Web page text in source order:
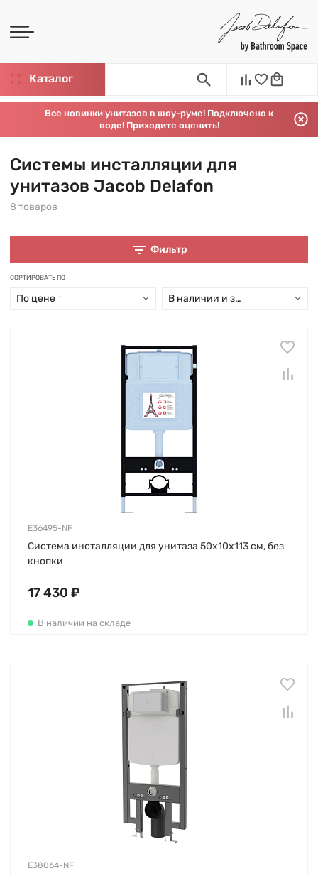
Каталог
Все новинки унитазов в шоу-руме! Подключено к
воде! Приходите оценить!
Системы инсталляции для
унитазов Jacob Delafon
8 товаров
Фильтр
СОРТИРОВАТЬ ПО
По цене ↑ В наличии и заказ свыше 15 дн
E36495-NF
Система инсталляции для унитаза 50х10х113 см, без
кнопки
17 430 ₽
В наличии на складе
E38064-NF